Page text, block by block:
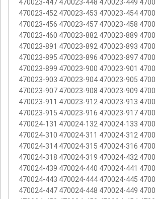
470023-447 470023-448 470023-449
470023-452 470023-453 470023-454
470023-456 470023-457 470023-458
470023-460 470023-882 470023-889
470023-891 470023-892 470023-893
470023-895 470023-896 470023-897
470023-899 470023-900 470023-901
470023-903 470023-904 470023-905
470023-907 470023-908 470023-909
470023-911 470023-912 470023-913
470023-915 470023-916 470023-917
470024-131 470024-132 470024-133
470024-310 470024-311 470024-312
470024-314 470024-315 470024-316
470024-318 470024-319 470024-432
470024-439 470024-440 470024-441
470024-443 470024-444 470024-445
470024-447 470024-448 470024-449